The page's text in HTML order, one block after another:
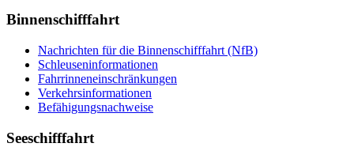
Binnenschifffahrt
Nachrichten für die Binnenschifffahrt (NfB)
Schleuseninformationen
Fahrrinneneinschränkungen
Verkehrsinformationen
Befähigungsnachweise
Seeschifffahrt